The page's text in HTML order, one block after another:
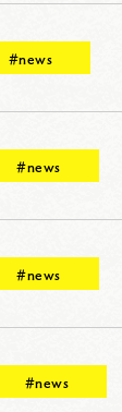
#news
#news
#news
#news